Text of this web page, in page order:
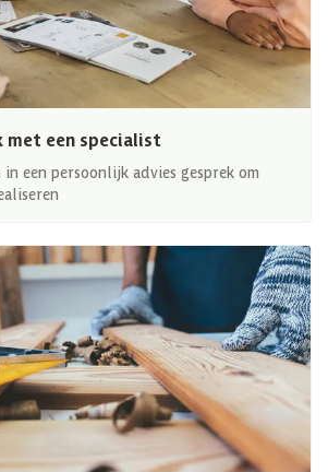
met een specialist
een persoonlijk advies gesprek om